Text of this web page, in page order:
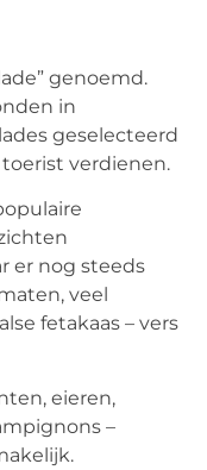
genoemd.
in
geselecteerd
verdienen.
er nog steeds
veel
fetakaas – vers
eieren,
–